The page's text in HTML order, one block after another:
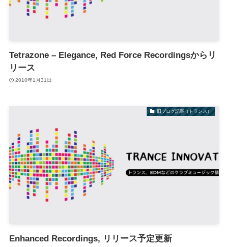
Tetrazone – Elegance, Red Force Recordingsからリ
リース
2010年1月31日
旧ブログ記事（トランス）
Enhanced Recordings, リリース予定更新